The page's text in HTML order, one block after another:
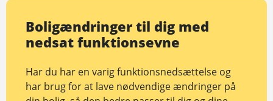
Boligændringer til dig med
nedsat funktionsevne
Har du har en varig funktionsnedsættelse og
har brug for at lave nødvendige ændringer på